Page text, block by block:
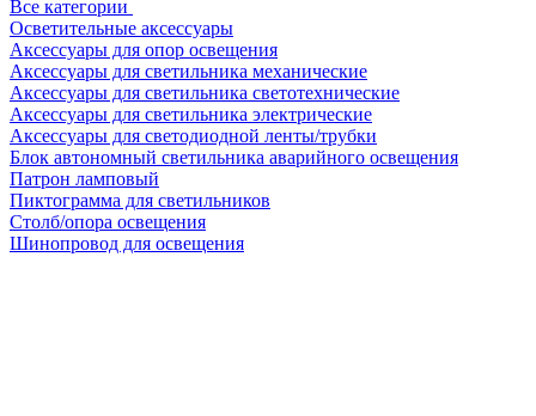
Все категории
Осветительные аксессуары
Аксессуары для опор освещения
Аксессуары для светильника механические
Аксессуары для светильника светотехнические
Аксессуары для светильника электрические
Аксессуары для светодиодной ленты/трубки
Блок автономный светильника аварийного освещения
Патрон ламповый
Пиктограмма для светильников
Столб/опора освещения
Шинопровод для освещения